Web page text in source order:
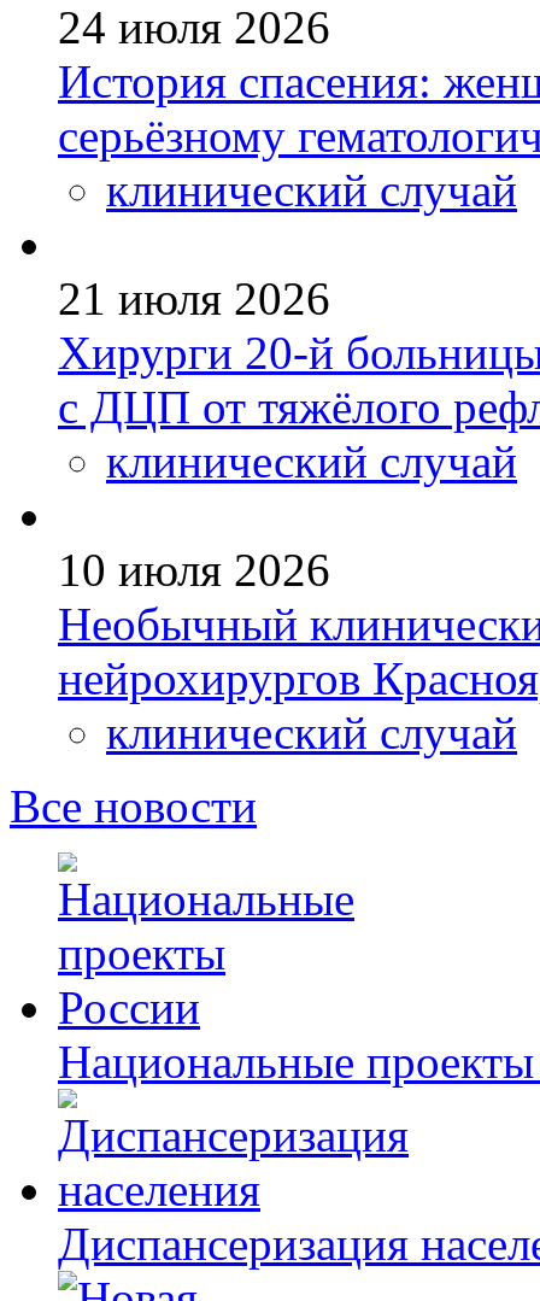
24 июля 2026
История спасения:
серьёзному
клинический случай
21 июля 2026
Хирурги 20-й
с ДЦП от тяжёлого
клинический случай
10 июля 2026
Необычный
нейрохирургов
клинический случай
Все новости
Национальные
Диспансеризация